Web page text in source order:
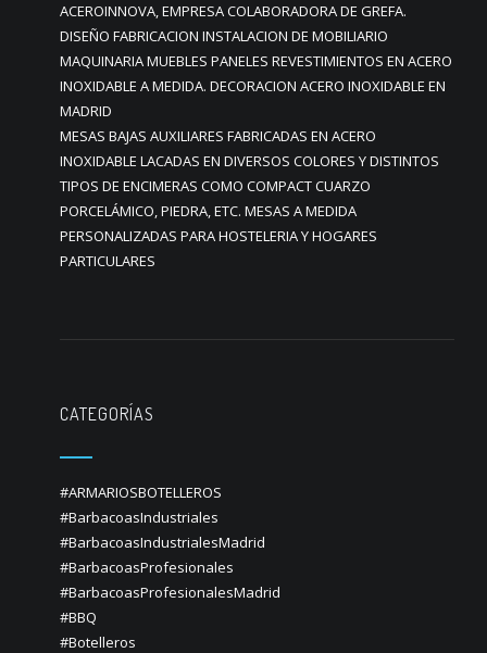
ACEROINNOVA, EMPRESA COLABORADORA DE GREFA.
DISEÑO FABRICACION INSTALACION DE MOBILIARIO
MAQUINARIA MUEBLES PANELES REVESTIMIENTOS EN ACERO
INOXIDABLE A MEDIDA. DECORACION ACERO INOXIDABLE EN
MADRID
MESAS BAJAS AUXILIARES FABRICADAS EN ACERO
INOXIDABLE LACADAS EN DIVERSOS COLORES Y DISTINTOS
TIPOS DE ENCIMERAS COMO COMPACT CUARZO
PORCELÁMICO, PIEDRA, ETC. MESAS A MEDIDA
PERSONALIZADAS PARA HOSTELERIA Y HOGARES
PARTICULARES
CATEGORÍAS
#ARMARIOSBOTELLEROS
#BarbacoasIndustriales
#BarbacoasIndustrialesMadrid
#BarbacoasProfesionales
#BarbacoasProfesionalesMadrid
#BBQ
#Botelleros